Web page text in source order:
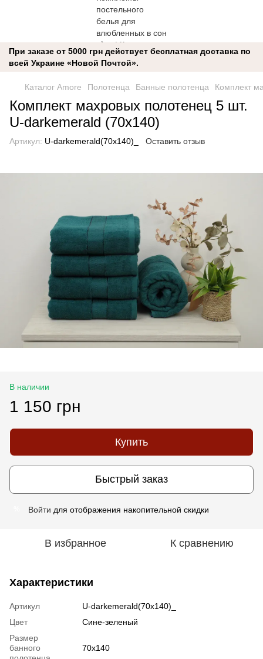
При заказе от 5000 грн действует бесплатная доставка по
всей Украине «Новой Почтой».
Каталог Amore Полотенца Банные полотенца Комплект
Комплект махровых полотенец 5 шт.
U-darkemerald (70x140)
Артикул: U-darkemerald(70x140)_ Оставить отзыв
В наличии
1 150 грн
Купить
Быстрый заказ
Войти для отображения накопительной скидки
В избранное К сравнению
Характеристики
Артикул
U-darkemerald(70x140)_
Цвет
Сине-зеленый
Размер
банного
70x140